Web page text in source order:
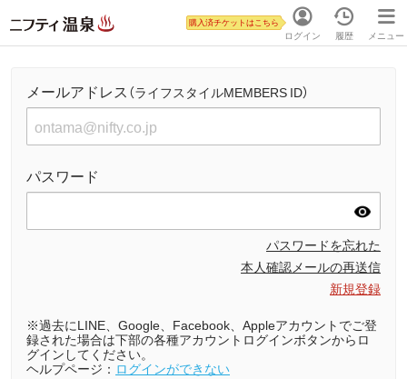
ログイン
購入済チケットはこちら
履歴 メニュー
メールアドレス （ライフスタイルMEMBERS ID）
パスワード
パスワードを忘れた
本人確認メールの再送信
新規登録
※過去にLINE、Google、Facebook、Appleアカウントでご登
録された場合は下部の各種アカウントログインボタンからロ
グインしてください。
ヘルプページ： ログインができない